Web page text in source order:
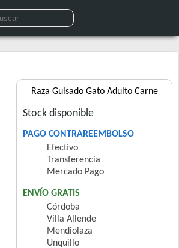
Raza Guisado Gato Adulto Carne
Stock disponible
PAGO CONTRAREEMBOLSO
Efectivo
Transferencia
Mercado Pago
ENVÍO GRATIS
Córdoba
Villa Allende
Mendiolaza
Unquillo